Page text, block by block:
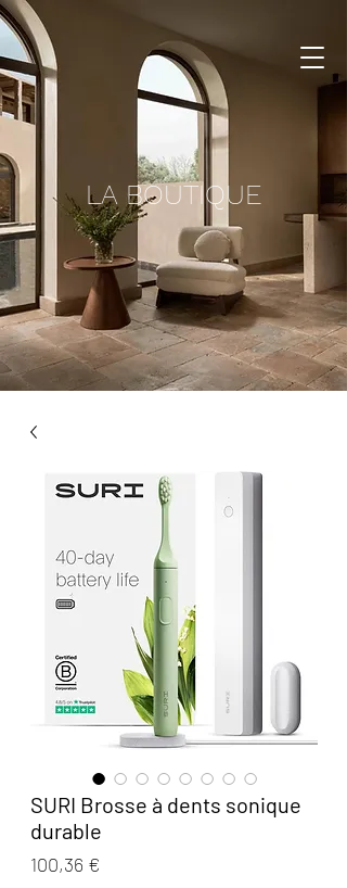
LA BOUTIQUE
SURI Brosse à dents sonique
durable
100,36 €